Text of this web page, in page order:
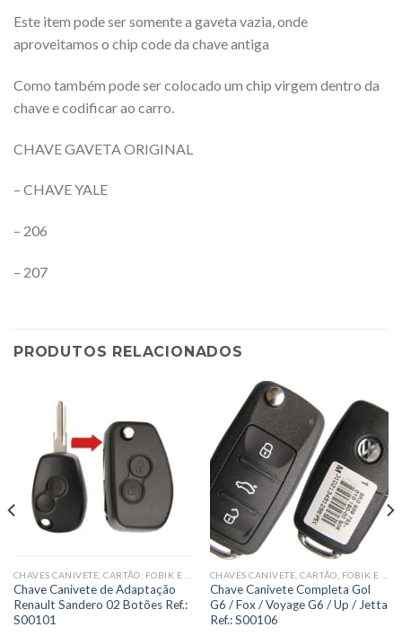
Este item pode ser somente a gaveta vazia, onde
aproveitamos o chip code da chave antiga
Como também pode ser colocado um chip virgem dentro da
chave e codificar ao carro.
CHAVE GAVETA ORIGINAL
– CHAVE YALE
– 206
– 207
PRODUTOS RELACIONADOS
Chave Canivete de Adaptação
Renault Sandero 02 Botões Ref.:
S00101
Chave Canivete Completa Gol
G6 / Fox / Voyage G6 / Up / Jetta
Ref.: S00106